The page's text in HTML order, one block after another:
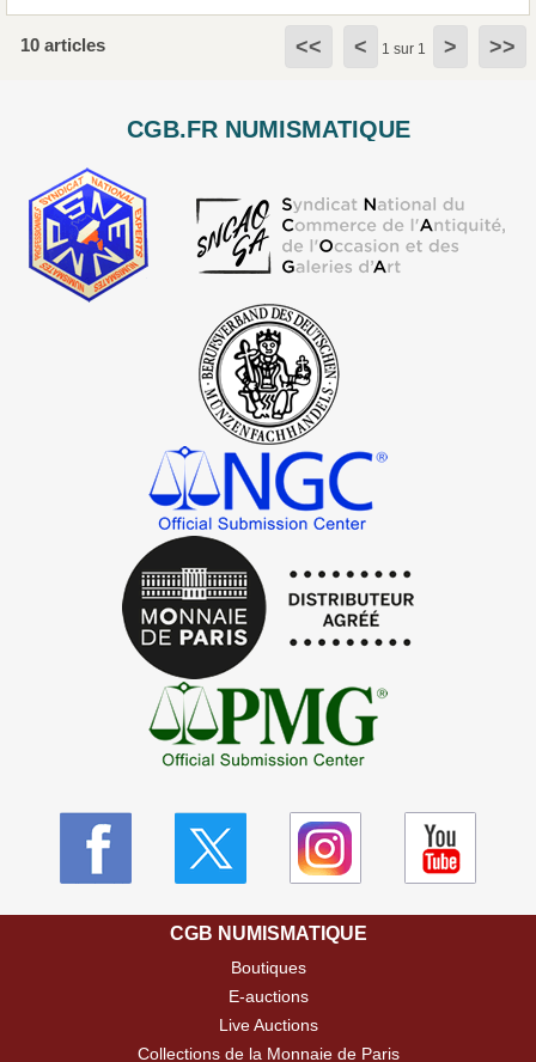
10 articles << < 1 sur 1 > >>
CGB.FR NUMISMATIQUE
CGB NUMISMATIQUE
Boutiques
E-auctions
Live Auctions
Collections de la Monnaie de Paris